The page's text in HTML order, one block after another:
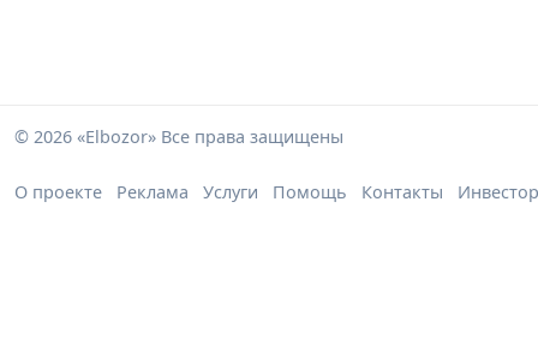
© 2026 «Elbozor» Все права защищены
О проекте Реклама Услуги Помощь Контакты